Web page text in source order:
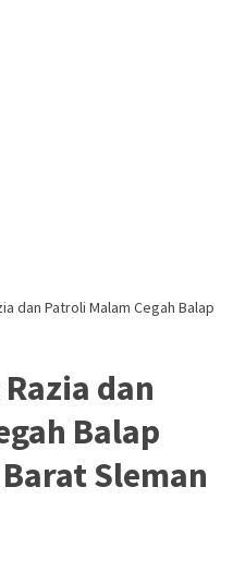
dan Patroli Malam Cegah Balap
dan
Balap
Sleman